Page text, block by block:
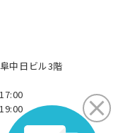
中日ビル3階